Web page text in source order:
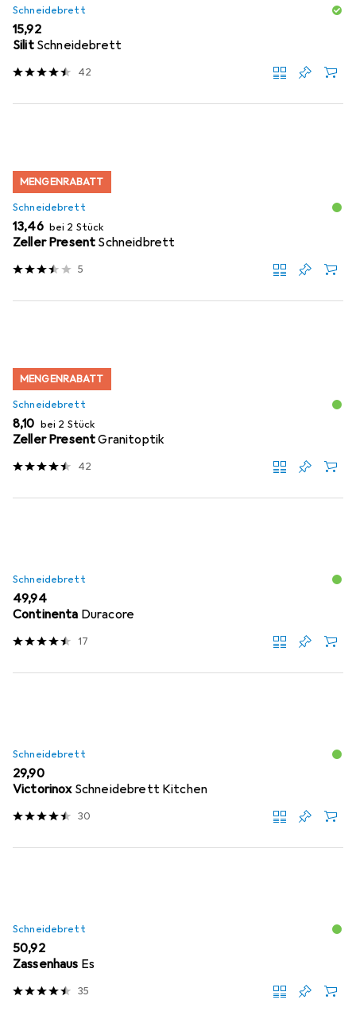
Schneidebrett
EUR
15,92
Silit Schneidebrett
42
MENGENRABATT
Schneidebrett
EUR
13,46 bei 2 Stück
Zeller Present Schneidbrett
5
MENGENRABATT
Schneidebrett
EUR
8,10 bei 2 Stück
Zeller PresentGranitoptik
42
Schneidebrett
EUR
49,94
Continenta Duracore
17
Schneidebrett
EUR
29,90
Victorinox Schneidebrett Kitchen
30
Schneidebrett
EUR
50,92
Zassenhaus Es
35